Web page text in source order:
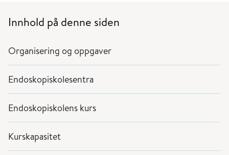
Innhold på denne siden
Organisering og oppgaver
Endoskopiskolesentra
Endoskopiskolens kurs
Kurskapasitet